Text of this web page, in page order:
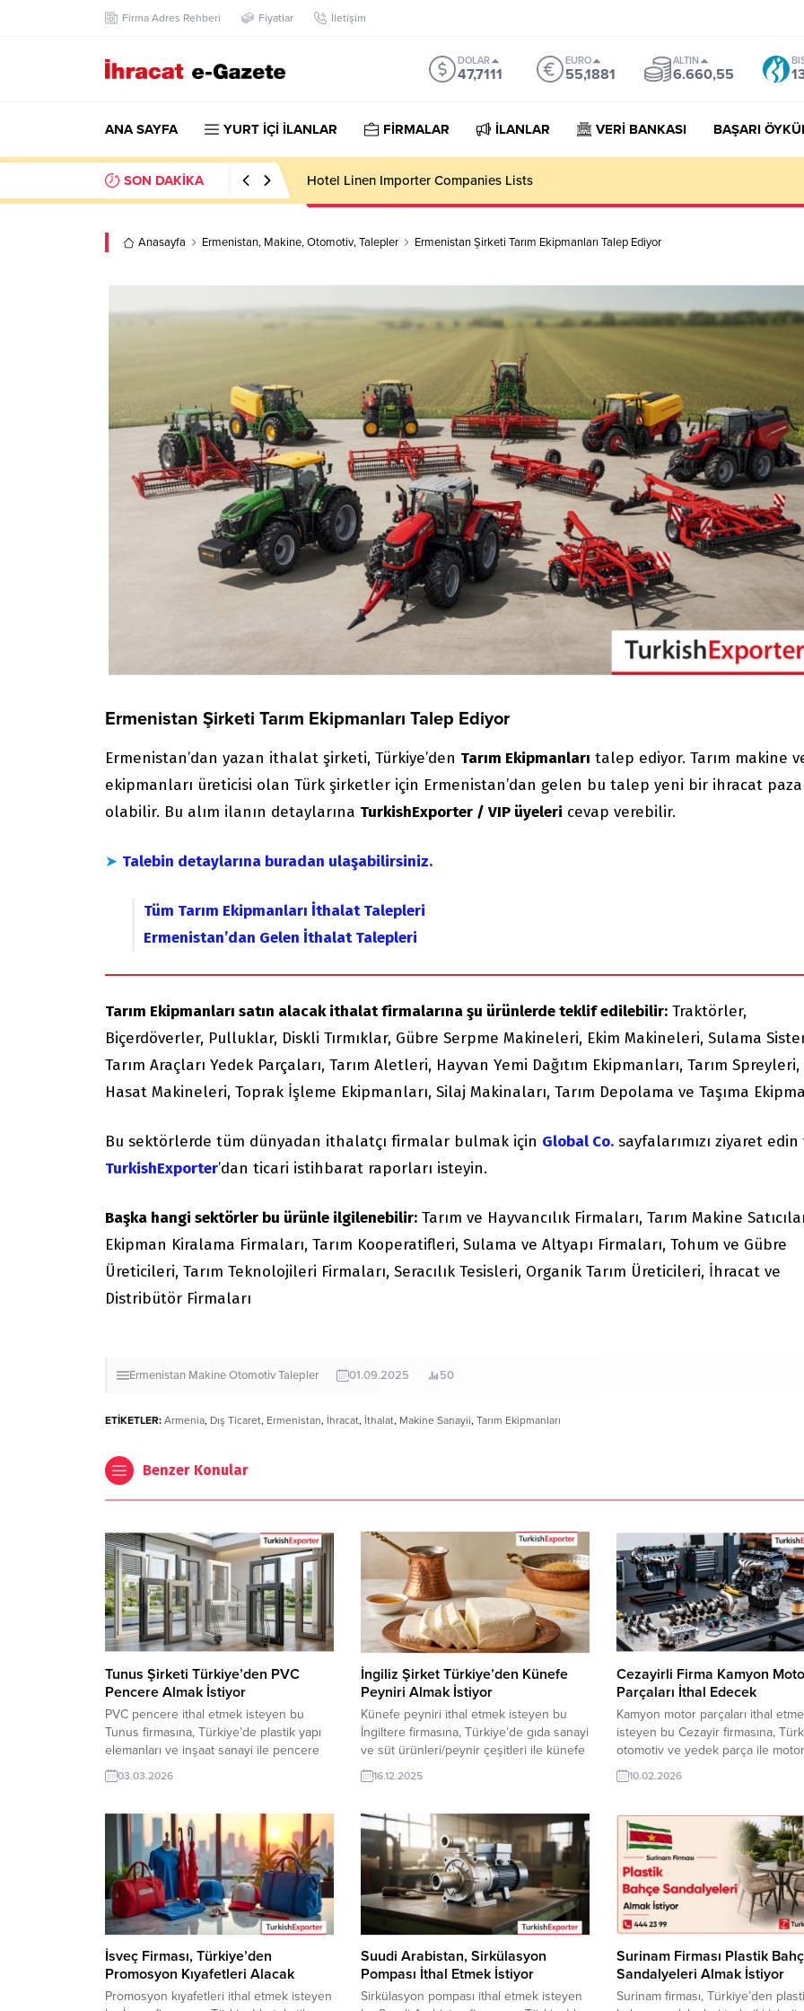
Firma Adres Rehberi Fiyatlar İletişim
DOLAR
47,7111
EURO
55,1881
ALTIN
6.660,55
ANA SAYFA YURT İÇİ İLANLAR FİRMALAR İLANLAR VERİ BANKASI BAŞARI
SON DAKİKA Soft Drink Importer Companies Lists
Anasayfa Ermenistan, Makine,Otomotiv,Talepler Ermenistan Şirketi Tarım Ekipmanları Talep Ediyor
Ermenistan Şirketi Tarım Ekipmanları Talep Ediyor
Ermenistan’dan yazan ithalat şirketi, Türkiye’den Tarım Ekipmanları talep ediyor. Tarım makine
ekipmanları üreticisi olan Türk şirketler için Ermenistan’dan gelen bu talep yeni bir ihracat
olabilir. Bu alım ilanın detaylarına TurkishExporter / VIP üyeleri cevap verebilir.
➤ Talebin detaylarına buradan ulaşabilirsiniz.
Tüm Tarım Ekipmanları İthalat Talepleri
Ermenistan’dan Gelen İthalat Talepleri
Tarım Ekipmanları satın alacak ithalat firmalarına şu ürünlerde teklif edilebilir: Traktörler,
Biçerdöverler, Pulluklar, Diskli Tırmıklar, Gübre Serpme Makineleri, Ekim Makineleri, Sulama
Tarım Araçları Yedek Parçaları, Tarım Aletleri, Hayvan Yemi Dağıtım Ekipmanları, Tarım Spreyleri,
Hasat Makineleri, Toprak İşleme Ekipmanları, Silaj Makinaları, Tarım Depolama ve Taşıma
Bu sektörlerde tüm dünyadan ithalatçı firmalar bulmak için Global Co. sayfalarımızı ziyaret edin
TurkishExporter’dan ticari istihbarat raporları isteyin.
Başka hangi sektörler bu ürünle ilgilenebilir: Tarım ve Hayvancılık Firmaları, Tarım Makine
Ekipman Kiralama Firmaları, Tarım Kooperatifleri, Sulama ve Altyapı Firmaları, Tohum ve Gübre
Üreticileri, Tarım Teknolojileri Firmaları, Seracılık Tesisleri, Organik Tarım Üreticileri, İhracat ve
Distribütör Firmaları
Ermenistan MakineOtomotivTalepler 01.09.2025 50
ETİKETLER: Armenia, Dış Ticaret, Ermenistan, İhracat, İthalat, Makine Sanayii, Tarım Ekipmanları
Benzer Konular
Tunus Şirketi Türkiye’den PVC
Pencere Almak İstiyor
PVC pencere ithal etmek isteyen bu
Tunus firmasına, Türkiye’de plastik yapı
elemanları ve inşaat sanayi ile pencere
üreticisi veya tedarikçisi olan ihracatçı
firmalar teklif sunabilirler. Yeni bir ihracat
bilgilerine TurkishExporter VIP üyeleri ile
TE üyelik kredisi sahibi ihracat şirketleri
erişebilmektedir. ➤ Bu ithalat...
03.03.2026
İngiliz Şirket Türkiye’den Künefe
Peyniri Almak İstiyor
Künefe peyniri ithal etmek isteyen bu
İngiltere firmasına, Türkiye’de gıda sanayi
ve süt ürünleri/peynir çeşitleri ile künefe
peyniri üreticisi veya tedarikçisi olan
ihracatçı firmalar teklif sunabilirler. Yeni
ilanının iletişim bilgilerine TurkishExporter
VIP üyeleri ile TE üyelik kredisi sahibi
ihracat şirketleri erişebilmektedir. ➤ Bu...
16.12.2025
Cezayirli Firma Kamyon
Parçaları İthal Edecek
Kamyon motor parçaları ithal
isteyen bu Cezayir firmasına,
otomotiv ve yedek parça ile motor
parçaları üreticisi veya tedarikçisi
ihracatçı firmalar teklif
ilanının iletişim bilgilerine
VIP üyeleri ile TE üyelik kredisi
ihracat şirketleri
ithalat...
10.02.2026
İsveç Firması, Türkiye’den
Promosyon Kıyafetleri Alacak
Promosyon kıyafetleri ithal etmek isteyen
Suudi Arabistan, Sirkülasyon
Pompası İthal Etmek İstiyor
Sirkülasyon pompası ithal etmek isteyen
Surinam Firması Plastik
Sandalyeleri Almak İstiyor
Surinam firması, Türkiye’den